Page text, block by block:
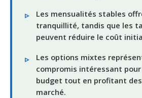
Les mensualités stables
tranquillité, tandis que les
peuvent réduire le coût
Les options mixtes
compromis intéressant
budget tout en profitant
marché.